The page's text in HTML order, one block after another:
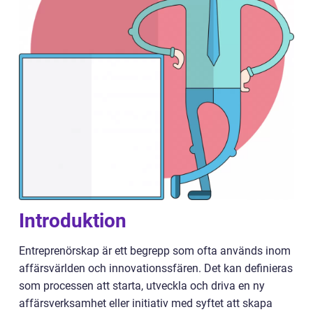
Introduktion
Entreprenörskap är ett begrepp som ofta används inom
affärsvärlden och innovationssfären. Det kan definieras
som processen att starta, utveckla och driva en ny
affärsverksamhet eller initiativ med syftet att skapa